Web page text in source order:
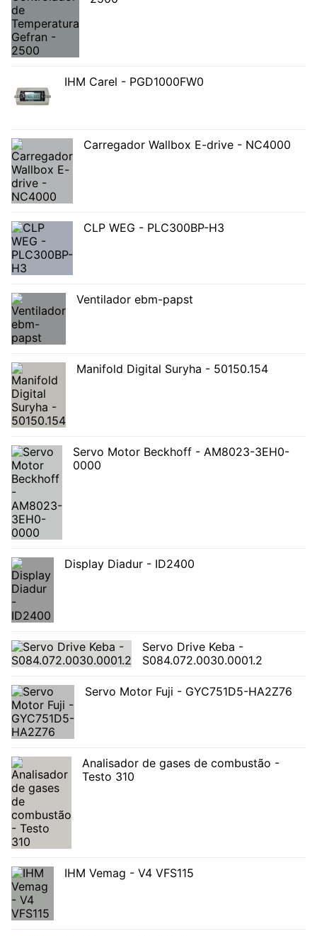
IHM Carel - PGD1000FW0
Carregador Wallbox E-drive - NC4000
CLP WEG - PLC300BP-H3
Ventilador ebm-papst
Manifold Digital Suryha - 50150.154
Servo Motor Beckhoff - AM8023-3EH0-
0000
Display Diadur - ID2400
Servo Drive Keba -
S084.072.0030.0001.2
Servo Motor Fuji - GYC751D5-HA2Z76
Analisador de gases de combustão -
Testo 310
IHM Vemag - V4 VFS115